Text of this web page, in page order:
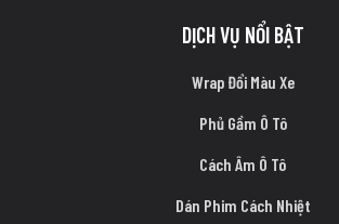
DỊCH VỤ NỔI BẬT
Wrap Đổi Màu Xe
Phủ Gầm Ô Tô
Cách Âm Ô Tô
Dán Phim Cách Nhiệt